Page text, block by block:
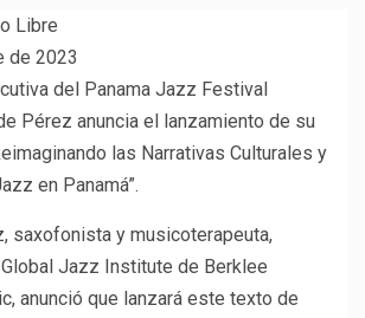
Libre
de 2023
del Panama Jazz Festival
Pérez anuncia el lanzamiento de su
las Narrativas Culturales y
en Panamá”.
saxofonista y musicoterapeuta,
Jazz Institute de Berklee
anunció que lanzará este texto de